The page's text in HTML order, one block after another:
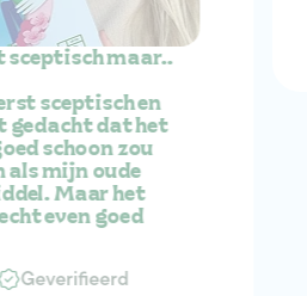
sceptisch maar..
sceptisch en
gedacht dat het
schoon zou
als mijn oude
Maar het
even goed
Geverifieerd